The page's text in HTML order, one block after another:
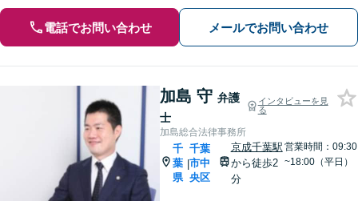
電話でお問い合わせ メールでお問い合わせ
加島 守 弁護
士
インタビューを見
る
加島総合法律事務所
千
葉
県
|
千葉
市中
央区
京成千葉駅
から徒歩2
分
営業時間：09:30
~18:00（平日）